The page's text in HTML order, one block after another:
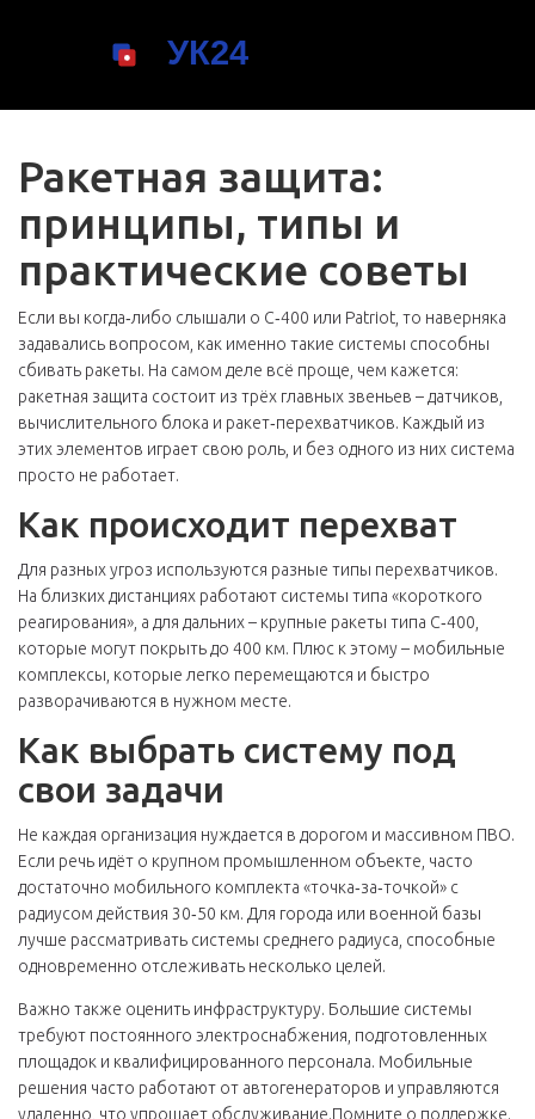
Ракетная защита:
принципы, типы и
практические советы
Если вы когда‑либо слышали о С‑400 или Patriot, то наверняка
задавались вопросом, как именно такие системы способны
сбивать ракеты. На самом деле всё проще, чем кажется:
ракетная защита состоит из трёх главных звеньев – датчиков,
вычислительного блока и ракет‑перехватчиков. Каждый из
этих элементов играет свою роль, и без одного из них система
просто не работает.
Как происходит перехват
Для разных угроз используются разные типы перехватчиков.
На близких дистанциях работают системы типа «короткого
реагирования», а для дальних – крупные ракеты типа С‑400,
которые могут покрыть до 400 км. Плюс к этому – мобильные
комплексы, которые легко перемещаются и быстро
разворачиваются в нужном месте.
Как выбрать систему под
свои задачи
Не каждая организация нуждается в дорогом и массивном ПВО.
Если речь идёт о крупном промышленном объекте, часто
достаточно мобильного комплекта «точка‑за‑точкой» с
радиусом действия 30‑50 км. Для города или военной базы
лучше рассматривать системы среднего радиуса, способные
одновременно отслеживать несколько целей.
Важно также оценить инфраструктуру. Большие системы
требуют постоянного электроснабжения, подготовленных
площадок и квалифицированного персонала. Мобильные
решения часто работают от автогенераторов и управляются
удаленно, что упрощает обслуживание.Помните о поддержке.